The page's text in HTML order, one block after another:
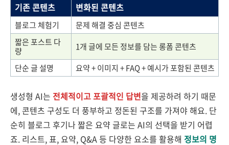
기존 콘텐츠 변화된 콘텐츠
블로그 체험기
문제 해결 중심 콘텐츠
짧은 포스트 다
량
1개 글에 모든 정보를 담는 롱폼 콘텐츠
단순 글 설명
요약 + 이미지 + FAQ + 예시가 포함된 콘텐츠
생성형 AI는 전체적이고 포괄적인 답변을 제공하려 하기 때문
에, 콘텐츠 구성도 더 풍부하고 정돈된 구조를 가져야 해요. 단
순히 블로그 후기나 짧은 요약 글로는 AI의 선택을 받기 어렵
죠. 리스트, 표, 요약, Q&A 등 다양한 요소를 활용해 정보의 명